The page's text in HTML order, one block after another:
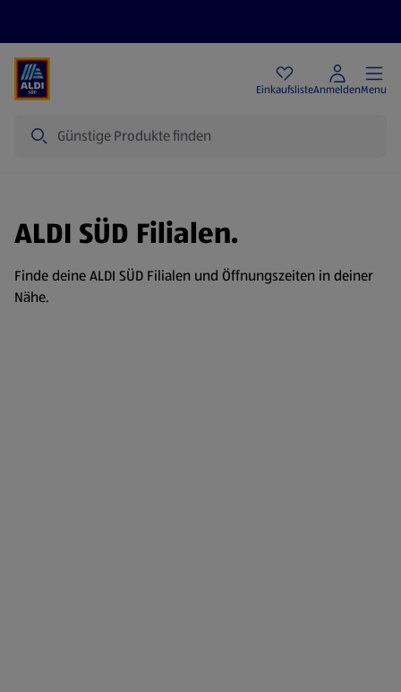
EinkaufslisteAnmeldenMenu
ALDI SÜD Filialen.
Finde deine ALDI SÜD Filialen und Öffnungszeiten in deiner
Nähe.